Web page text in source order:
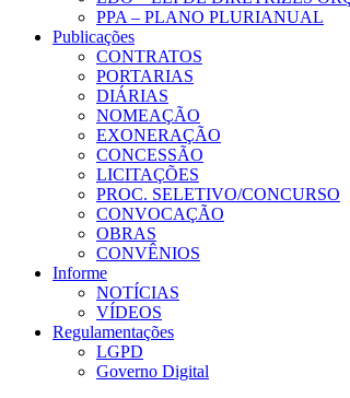
PPA – PLANO PLURIANUAL
Publicações
CONTRATOS
PORTARIAS
DIÁRIAS
NOMEAÇÃO
EXONERAÇÃO
CONCESSÃO
LICITAÇÕES
PROC. SELETIVO/CONCURSO
CONVOCAÇÃO
OBRAS
CONVÊNIOS
Informe
NOTÍCIAS
VÍDEOS
Regulamentações
LGPD
Governo Digital